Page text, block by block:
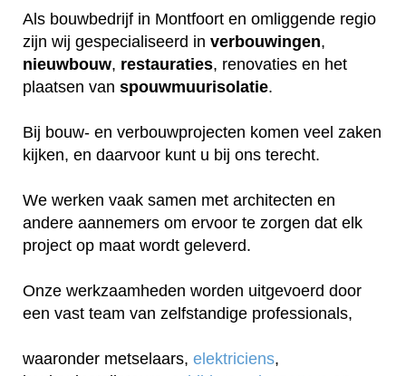
Als bouwbedrijf in Montfoort en omliggende regio
zijn wij gespecialiseerd in verbouwingen,
nieuwbouw, restauraties, renovaties en het
plaatsen van spouwmuurisolatie.
Bij bouw- en verbouwprojecten komen veel zaken
kijken, en daarvoor kunt u bij ons terecht.
We werken vaak samen met architecten en
andere aannemers om ervoor te zorgen dat elk
project op maat wordt geleverd.
Onze werkzaamheden worden uitgevoerd door
een vast team van zelfstandige professionals,
waaronder metselaars, elektriciens,